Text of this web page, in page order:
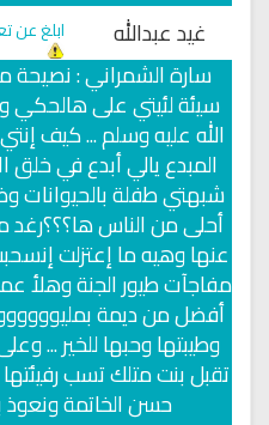
غيد عبدالله
ابلغ عن
سارة الشمراني :
سيئة لئيتي على
الله عليه وسلم ... كيف
المبدع يالي أبدع في
شبهتي طفلة بالحيوانات
أحلى من الناس ها؟؟؟رغد
عنها وهيه ما إعتزلت
مفاجآت طيور الجنة وهلأ
أفضل من ديمة
وطيبتها وحبها للخير ...
تقبل بنت متلك تسب رفيئتها
حسن الخاتمة